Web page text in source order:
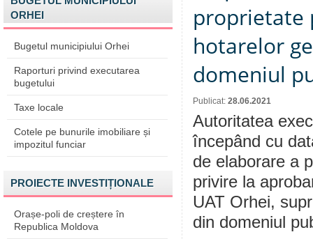
ORHEI
Bugetul municipiului Orhei
Raporturi privind executarea
bugetului
Taxe locale
Cotele pe bunurile imobiliare și
impozitul funciar
PROIECTE INVESTIȚIONALE
Orașe-poli de creștere în
Republica Moldova
proprietate
hotarelor
domeniul
Publicat: 28.06.2021
Autoritatea
începând cu
de elaborare a
privire la
UAT Orhei,
din domeniul